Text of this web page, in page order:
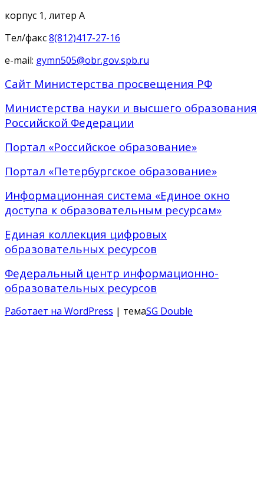
корпус 1, литер А
Тел/факс8(812)417-27-16
e-mail: gymn505@obr.gov.spb.ru
Сайт Министерства просвещения РФ
Министерства науки и высшего образования
Российской Федерации
Портал «Российское образование»
Портал «Петербургское образование»
Информационная система «Единое окно
доступа к образовательным ресурсам»
Единая коллекция цифровых
образовательных ресурсов
Федеральный центр информационно-
образовательных ресурсов
Работает на WordPress | темаSG Double